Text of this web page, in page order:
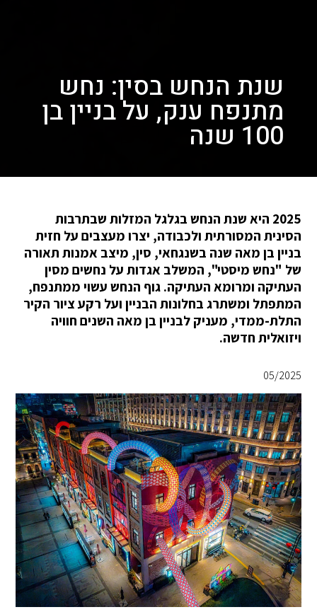
שנת הנחש בסין: נחש
מתנפח ענק, על בניין בן
100 שנה
2025 היא שנת הנחש בגלגל המזלות שבתרבות
הסינית המסורתית ולכבודה, יצרו מעצבים על חזית
בניין בן מאה שנה בשנגחאי, סין, מיצב אמנות תאורה
של "נחש מיסטי", המשלב אגדות על נחשים מסין
העתיקה ומרומא העתיקה. גוף הנחש עשוי ממתנפח,
המתפתל ומשתרג בחלונות הבניין ועל רקע ציור הקיר
התלת-ממדי, מעניק לבניין בן מאה השנים חוויה
ויזואלית חדשה.
05/2025